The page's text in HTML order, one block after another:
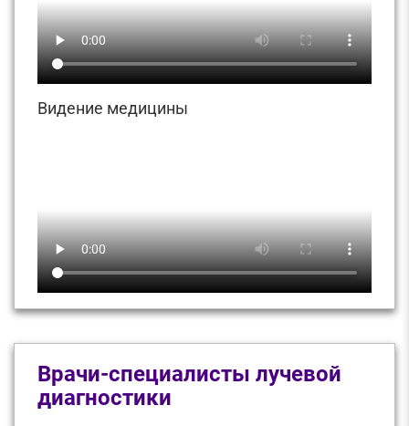
Видение медицины
Врачи-специалисты лучевой
диагностики